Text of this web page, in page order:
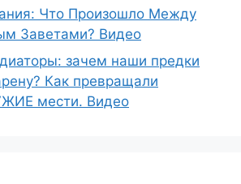
Что Произошло Между
Заветами? Видео
зачем наши предки
Как превращали
мести. Видео